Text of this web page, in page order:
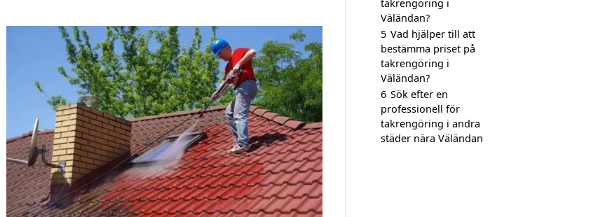
takrengöring i
Väländan?
5 Vad hjälper till att
bestämma priset på
takrengöring i
Väländan?
6 Sök efter en
professionell för
takrengöring i andra
städer nära Väländan